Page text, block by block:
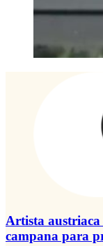
Artista austriaca
campana para